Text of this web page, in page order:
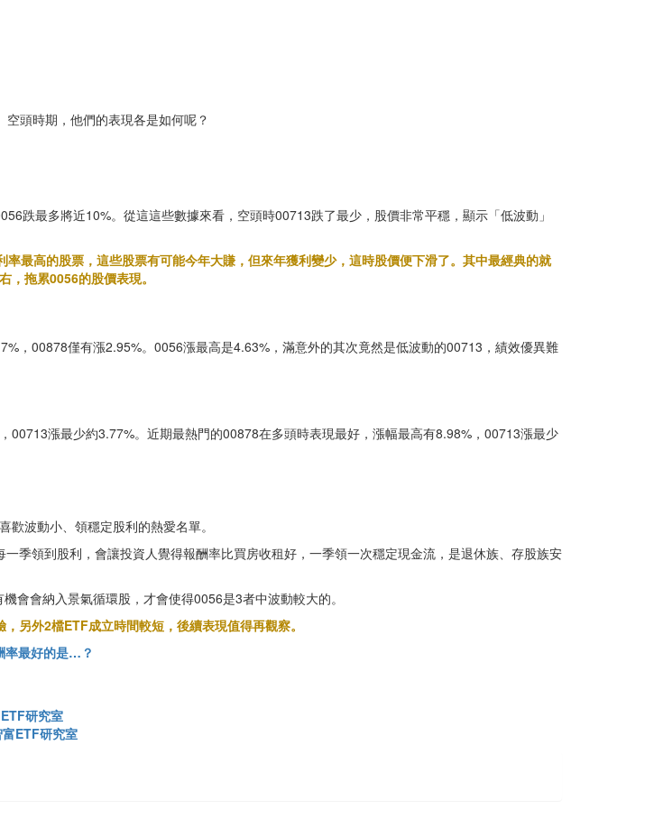
頭時期，他們的表現各是如何呢？
跌最多將近10%。從這這些數據來看，空頭時00713跌了最少，股價非常平穩，顯示「低波動」
率最高的股票，這些股票有可能今年大賺，但來年獲利變少，這時股價便下滑了。其中最經典的就
，拖累0056的股價表現。
，00878僅有漲2.95%。0056漲最高是4.63%，滿意外的其次竟然是低波動的00713，績效優異難
漲最少約3.77%。近期最熱門的00878在多頭時表現最好，漲幅最高有8.98%，00713漲最少
波動小、領穩定股利的熱愛名單。
季領到股利，會讓投資人覺得報酬率比買房收租好，一季領一次穩定現金流，是退休族、存股族安
會會納入景氣循環股，才會使得0056是3者中波動較大的。
另外2檔ETF成立時間較短，後續表現值得再觀察。
率最好的是…？
研究室
ETF研究室